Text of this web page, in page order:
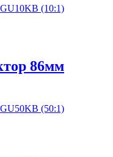
86мм